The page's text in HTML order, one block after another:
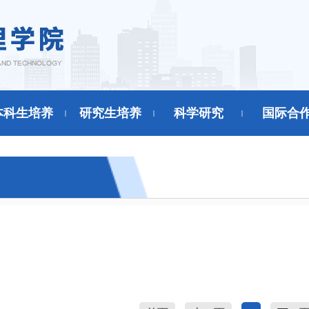
科生培养 研究生培养 科学研究 国际合